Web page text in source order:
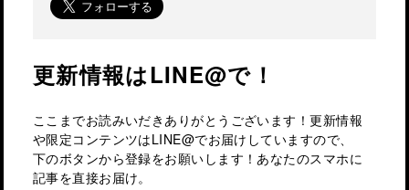
更新情報はLINE@で！
ここまでお読みいだきありがとうございます！更新情報
や限定コンテンツはLINE@でお届けしていますので、
下のボタンから登録をお願いします！あなたのスマホに
記事を直接お届け。